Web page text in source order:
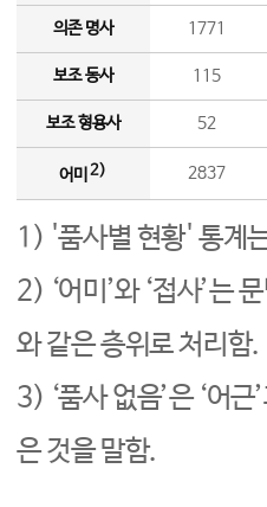
의존 명사 1771
보조 동사 115
보조 형용사 52
어미 2) 2837
1) '품사별 현황' 통계
2) ‘어미’와 ‘접사’는
와 같은 층위로 처리함.
3) ‘품사 없음’은 ‘어
은 것을 말함.